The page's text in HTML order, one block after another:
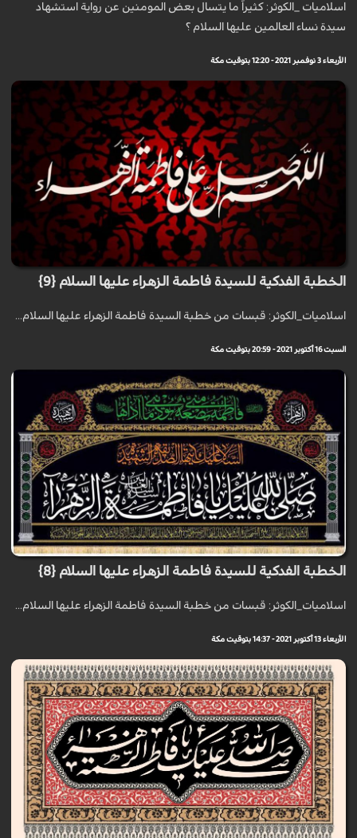
اسلاميات _الكوثر: كثيراً ما يتسال بعض المومنين عن رواية استشهاد
سيدة نساء العالمين عليها السلام ؟
الأربعاء 3 نوفمبر 2021 - 12:20 بتوقيت مكة
الخطبة الفدكية للسيدة فاطمة الزهراء عليها السلام {9}
اسلاميات_الكوثر: قبسات من خطبة السيدة فاطمة الزهراء عليها السلام...
السبت 16 أكتوبر 2021 - 20:59 بتوقيت مكة
الخطبة الفدكية للسيدة فاطمة الزهراء عليها السلام {8}
اسلاميات_الكوثر: قبسات من خطبة السيدة فاطمة الزهراء عليها السلام...
الأربعاء 13 أكتوبر 2021 - 14:37 بتوقيت مكة